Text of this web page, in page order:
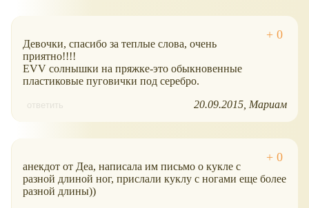
Девочки, спасибо за теплые слова, очень
приятно!!!!
EVV солнышки на пряжке-это обыкновенные
пластиковые пуговички под серебро.
ответить 20.09.2015 Мариам
анекдот от Деа, написала им письмо о кукле с
разной длиной ног, прислали куклу с ногами еще более
разной длины))